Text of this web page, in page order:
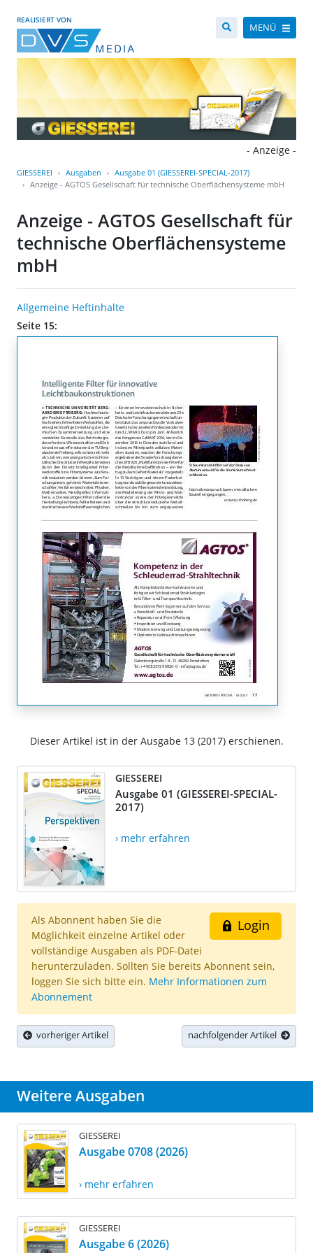
REALISIERT VON
MENÜ
- Anzeige -
GIESSEREI Ausgaben
Ausgabe 01 (GIESSEREI-SPECIAL-2017)
Anzeige - AGTOS Gesellschaft für technische Oberflächensysteme mbH
Anzeige - AGTOS Gesellschaft für
technische Oberflächensysteme
mbH
Allgemeine Heftinhalte
Seite 15:
Dieser Artikel ist in der Ausgabe 13 (2017) erschienen.
GIESSEREI
Ausgabe 01 (GIESSEREI-SPECIAL-
2017)
› mehr erfahren
Login
Als Abonnent haben Sie die
Möglichkeit einzelne Artikel oder
vollständige Ausgaben als PDF-Datei
herunterzuladen. Sollten Sie bereits Abonnent sein,
loggen Sie sich bitte ein. Mehr Informationen zum
Abonnement
vorheriger Artikel nachfolgender Artikel
Weitere Ausgaben
GIESSEREI
Ausgabe 0708 (2026)
› mehr erfahren
GIESSEREI
Ausgabe 6 (2026)